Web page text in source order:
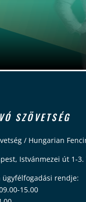
SZÖVETSÉG
/ Hungarian
Istvánmezei út 1-3.
ügyfélfogadási rendje:
15.00